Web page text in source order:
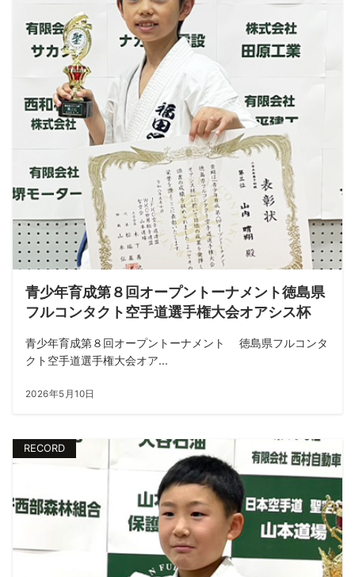
青少年育成第８回オープントーナメント徳島県
フルコンタクト空手道選手権大会オアシス杯
青少年育成第８回オープントーナメント 徳島県フルコンタ
クト空手道選手権大会オア...
2026年5月10日
RECORD